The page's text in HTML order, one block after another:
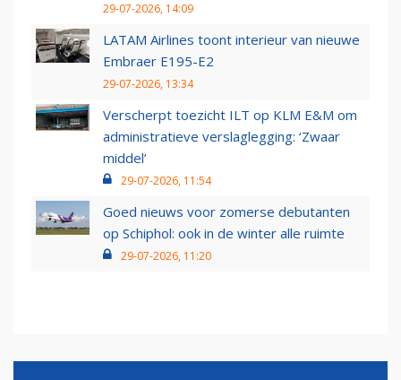
29-07-2026, 14:09
LATAM Airlines toont interieur van nieuwe
Embraer E195-E2
29-07-2026, 13:34
Verscherpt toezicht ILT op KLM E&M om
administratieve verslaglegging: ‘Zwaar
middel’
29-07-2026, 11:54
Goed nieuws voor zomerse debutanten
op Schiphol: ook in de winter alle ruimte
29-07-2026, 11:20